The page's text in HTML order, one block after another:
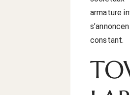
armature
constant.